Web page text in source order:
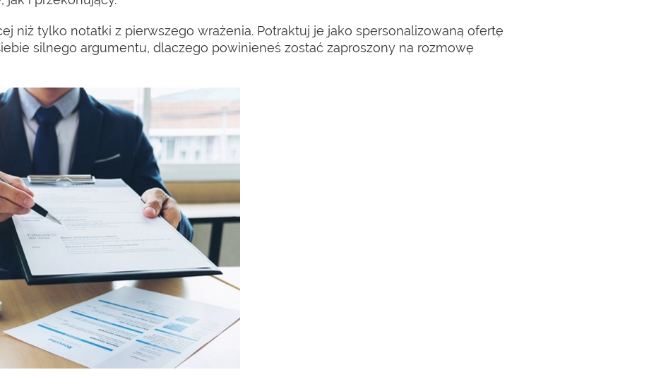
niż tylko notatki z pierwszego wrażenia. Potraktuj je jako spersonalizowaną ofertę
silnego argumentu, dlaczego powinieneś zostać zaproszony na rozmowę